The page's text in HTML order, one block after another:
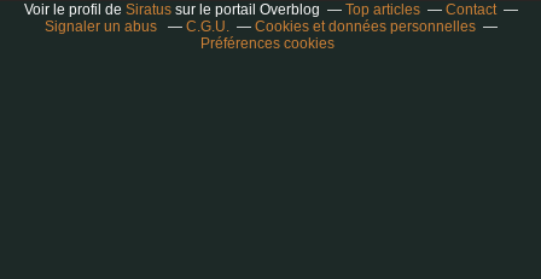
Voir le profil de Siratussur le portail Overblog Top articles
Contact
Signaler un abus
C.G.U.
Cookies et données personnelles
Préférences cookies